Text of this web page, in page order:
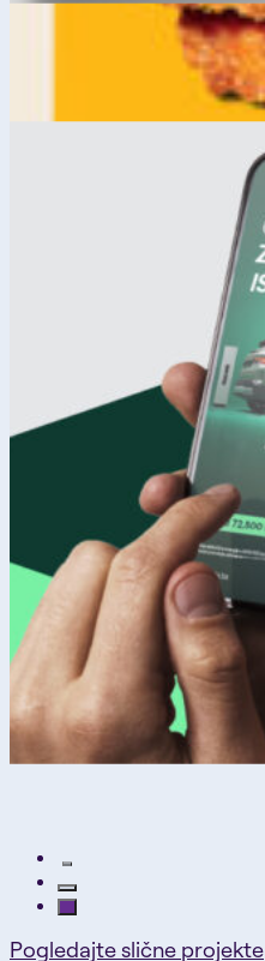
Pogledajte slične projekte